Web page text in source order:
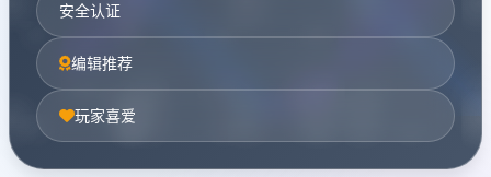
安全认证
编辑推荐
玩家喜爱